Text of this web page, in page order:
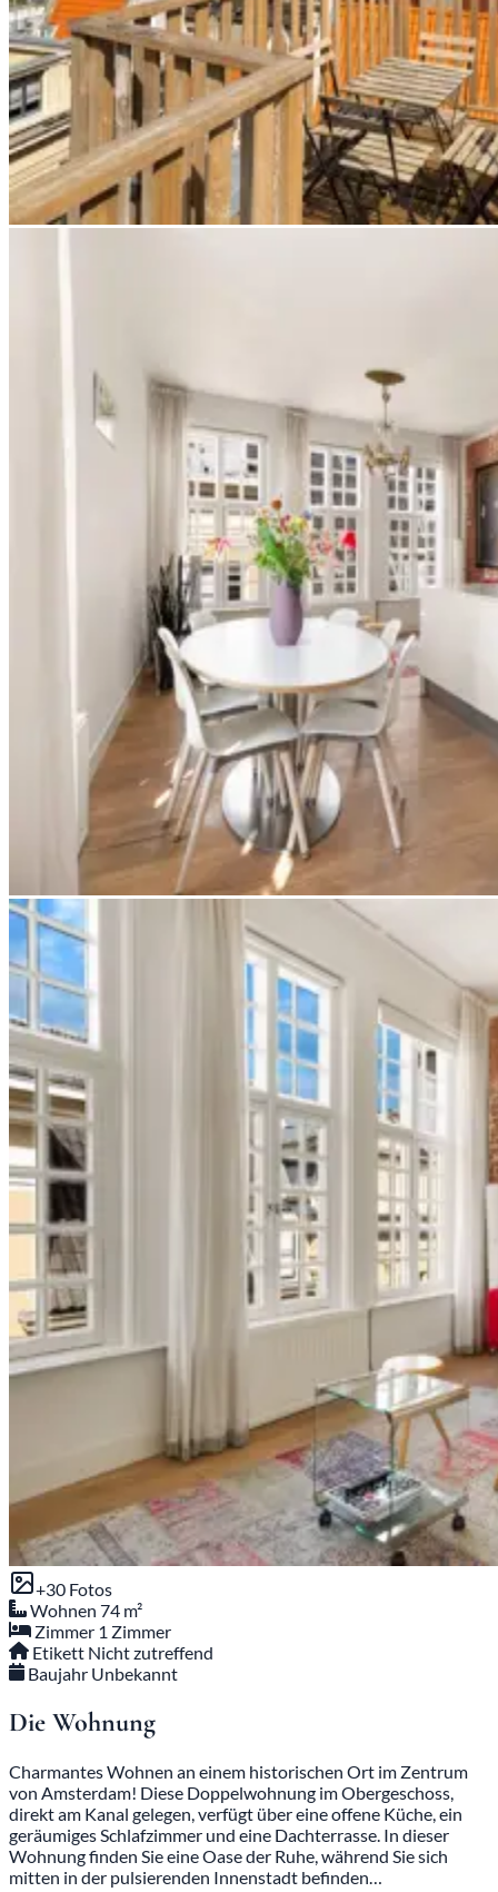
+30 Fotos
Wohnen 74 m²
Zimmer 1 Zimmer
Etikett Nicht zutreffend
Baujahr Unbekannt
Die Wohnung
Charmantes Wohnen an einem historischen Ort im Zentrum
von Amsterdam! Diese Doppelwohnung im Obergeschoss,
direkt am Kanal gelegen, verfügt über eine offene Küche, ein
geräumiges Schlafzimmer und eine Dachterrasse. In dieser
Wohnung finden Sie eine Oase der Ruhe, während Sie sich
mitten in der pulsierenden Innenstadt befinden…